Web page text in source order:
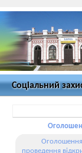
Соціальний
проведення